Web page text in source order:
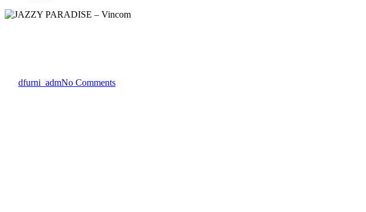
dfurni_admNo Comments